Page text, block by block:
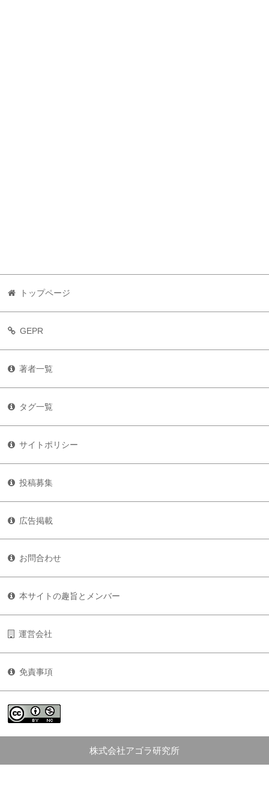
トップページ
GEPR
著者一覧
タグ一覧
サイトポリシー
投稿募集
広告掲載
お問合わせ
本サイトの趣旨とメンバー
運営会社
免責事項
株式会社アゴラ研究所